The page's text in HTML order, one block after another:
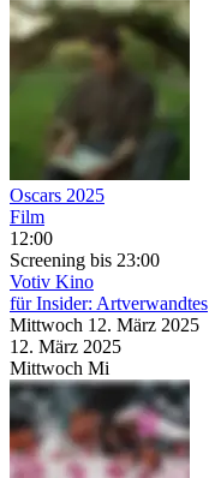
Oscars 2025
Film
12:00
Screening bis 23:00
Votiv Kino
für Insider: Artverwandtes
Mittwoch 12. März 2025
12. März 2025
Mittwoch Mi